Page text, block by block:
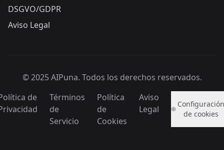
DSGVO/GDPR
Aviso Legal
© 2025 AIPuna. Todos los derechos reservados.
de
Términos
de
Servicio
Política
de
Cookies
Aviso
Legal
Configuración
de cookies